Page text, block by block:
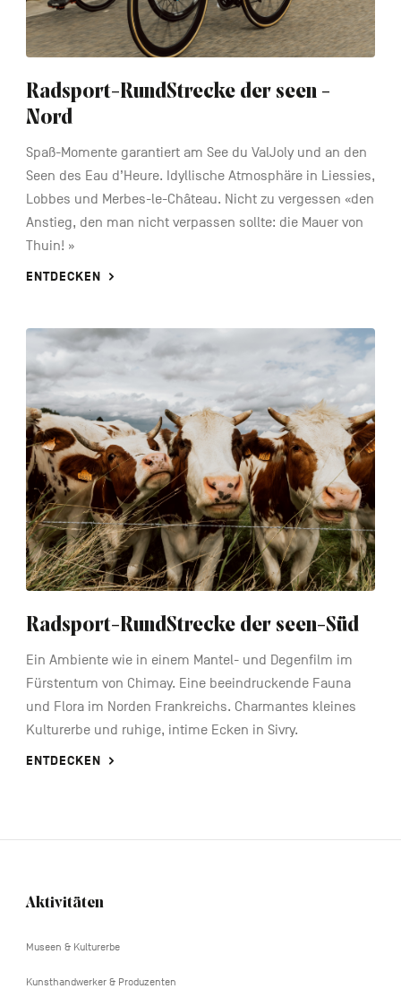
Radsport-RundStrecke der seen -
Nord
Spaß-Momente garantiert am See du ValJoly und an den
Seen des Eau d’Heure. Idyllische Atmosphäre in Liessies,
Lobbes und Merbes-le-Château. Nicht zu vergessen «den
Anstieg, den man nicht verpassen sollte: die Mauer von
Thuin! »
ENTDECKEN
Radsport-RundStrecke der seen-Süd
Ein Ambiente wie in einem Mantel- und Degenfilm im
Fürstentum von Chimay. Eine beeindruckende Fauna
und Flora im Norden Frankreichs. Charmantes kleines
Kulturerbe und ruhige, intime Ecken in Sivry.
ENTDECKEN
See
more
Navigation
Aktivitäten
Museen & Kulturerbe
Kunsthandwerker & Produzenten